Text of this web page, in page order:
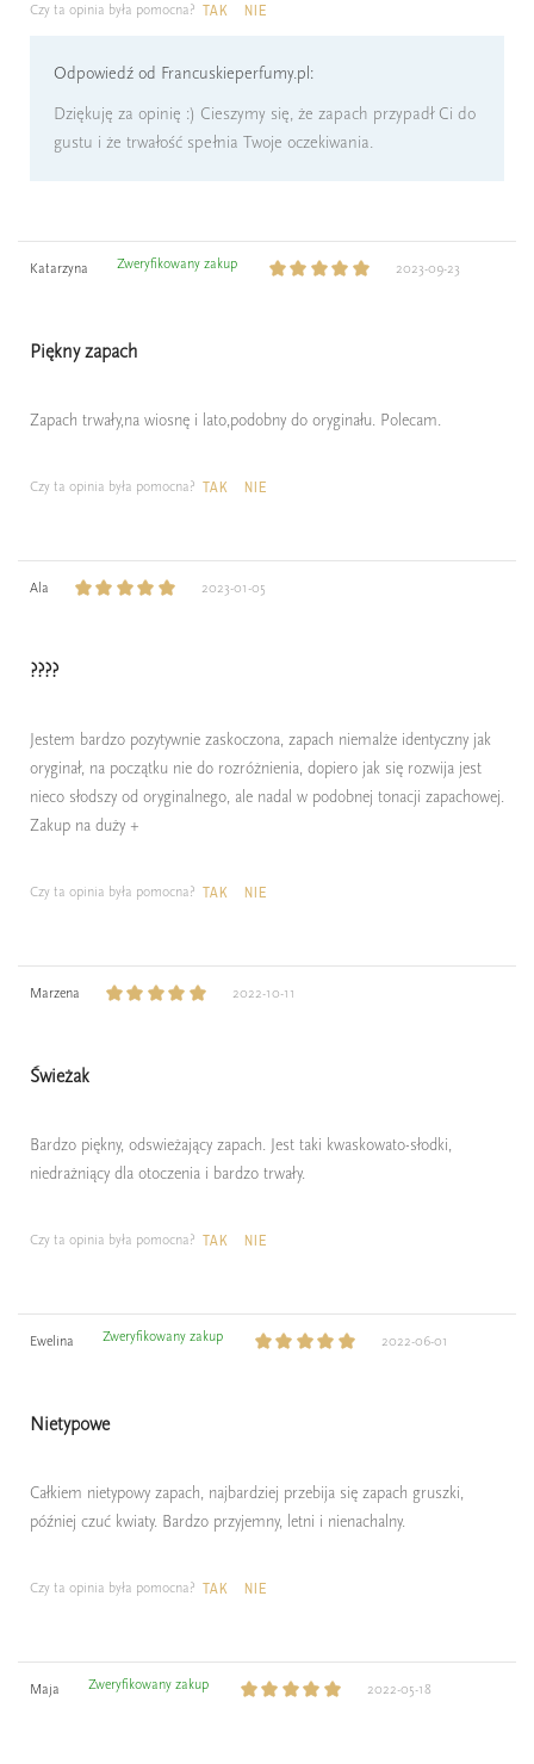
Czy ta opinia była pomocna? TAK NIE
Odpowiedź od Francuskieperfumy.pl:
Dziękuję za opinię :) Cieszymy się, że zapach przypadł Ci do
gustu i że trwałość spełnia Twoje oczekiwania.
Katarzyna Zweryfikowany zakup 2023-09-23
Piękny zapach
Zapach trwały,na wiosnę i lato,podobny do oryginału. Polecam.
Czy ta opinia była pomocna? TAK NIE
Ala 2023-01-05
????
Jestem bardzo pozytywnie zaskoczona, zapach niemalże identyczny jak
oryginał, na początku nie do rozróżnienia, dopiero jak się rozwija jest
nieco słodszy od oryginalnego, ale nadal w podobnej tonacji zapachowej.
Zakup na duży +
Czy ta opinia była pomocna? TAK NIE
Marzena 2022-10-11
Świeżak
Bardzo piękny, odswieżający zapach. Jest taki kwaskowato-słodki,
niedrażniący dla otoczenia i bardzo trwały.
Czy ta opinia była pomocna? TAK NIE
Ewelina Zweryfikowany zakup 2022-06-01
Nietypowe
Całkiem nietypowy zapach, najbardziej przebija się zapach gruszki,
później czuć kwiaty. Bardzo przyjemny, letni i nienachalny.
Czy ta opinia była pomocna? TAK NIE
Maja Zweryfikowany zakup 2022-05-18